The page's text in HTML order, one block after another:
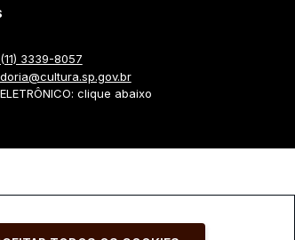
(11) 3339-8057
ELETRÔNICO: clique abaixo